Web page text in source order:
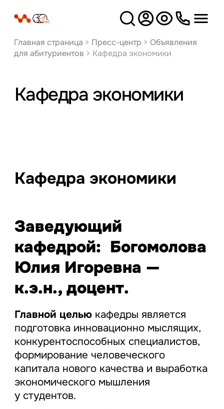
Версия
для слабовидящих
Главная страница > Пресс-центр > Объявления
для абитуриентов > Кафедра экономики
Кафедра экономики
Кафедра экономики
Заведующий
кафедрой: Богомолова
Юлия Игоревна —
к.э.н., доцент.
Главной цельюкафедры является
подготовка инновационно мыслящих,
конкурентоспособных специалистов,
формирование человеческого
капитала нового качества и выработка
экономического мышления
у студентов.